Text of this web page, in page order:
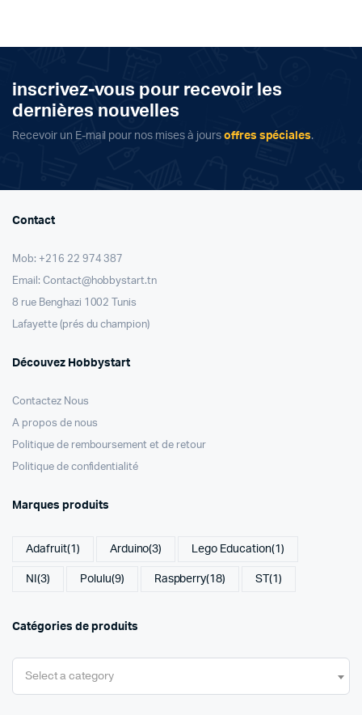
inscrivez-vous pour recevoir les
dernières nouvelles
Recevoir un E-mail pour nos mises à jours offres spéciales.
Contact
Mob: +216 22 974 387
Email: Contact@hobbystart.tn
8 rue Benghazi 1002 Tunis
Lafayette (prés du champion)
Découvez Hobbystart
Contactez Nous
A propos de nous
Politique de remboursement et de retour
Politique de confidentialité
Marques produits
Adafruit(1) Arduino(3) Lego Education(1)
NI (3) Polulu(9) Raspberry(18) ST(1)
Catégories de produits
Select a category